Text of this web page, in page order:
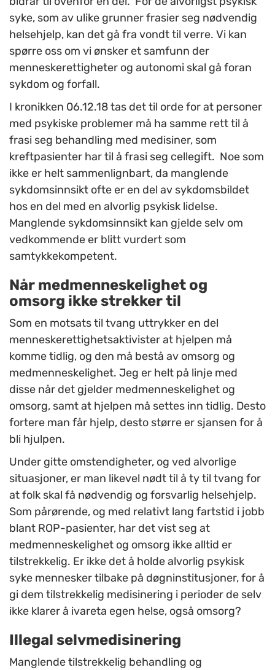
syke, som av ulike grunner frasier seg nødvendig
helsehjelp, kan det gå fra vondt til verre. Vi kan
spørre oss om vi ønsker et samfunn der
menneskerettigheter og autonomi skal gå foran
sykdom og forfall.
I kronikken 06.12.18 tas det til orde for at personer
med psykiske problemer må ha samme rett til å
frasi seg behandling med medisiner, som
kreftpasienter har til å frasi seg cellegift. Noe som
ikke er helt sammenlignbart, da manglende
sykdomsinnsikt ofte er en del av sykdomsbildet
hos en del med en alvorlig psykisk lidelse.
Manglende sykdomsinnsikt kan gjelde selv om
vedkommende er blitt vurdert som
samtykkekompetent.
Når medmenneskelighet og
omsorg ikke strekker til
Som en motsats til tvang uttrykker en del
menneskerettighetsaktivister at hjelpen må
komme tidlig, og den må bestå av omsorg og
medmenneskelighet. Jeg er helt på linje med
disse når det gjelder medmenneskelighet og
omsorg, samt at hjelpen må settes inn tidlig. Desto
fortere man får hjelp, desto større er sjansen for å
bli hjulpen.
Under gitte omstendigheter, og ved alvorlige
situasjoner, er man likevel nødt til å ty til tvang for
at folk skal få nødvendig og forsvarlig helsehjelp.
Som pårørende, og med relativt lang fartstid i jobb
blant ROP-pasienter, har det vist seg at
medmenneskelighet og omsorg ikke alltid er
tilstrekkelig. Er ikke det å holde alvorlig psykisk
syke mennesker tilbake på døgninstitusjoner, for å
gi dem tilstrekkelig medisinering i perioder de selv
ikke klarer å ivareta egen helse, også omsorg?
Illegal selvmedisinering
Manglende tilstrekkelig behandling og